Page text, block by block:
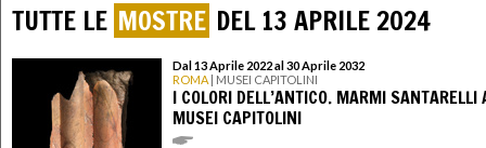
TUTTE LE MOSTRE DEL 13 APRILE 2024
Dal 13 Aprile 2022 al 30 Aprile 2032
ROMA | MUSEI CAPITOLINI
I COLORI DELL’ANTICO. MARMI SANTARELLI
MUSEI CAPITOLINI